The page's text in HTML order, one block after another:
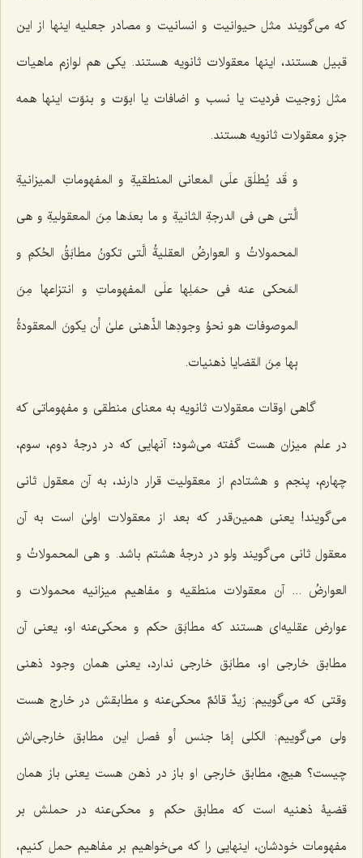
که می‌گویند مثل حیوانیت و انسانیت و مصادر جعلیه اینها از این
قبیل هستند، اینها معقولات ثانویه هستند. یکی هم لوازم ماهیات
مثل زوجیت فردیت یا نسب و اضافات یا ابوّت و بنوّت اینها همه
جزو معقولات ثانویه هستند.
و قَد یُطلَق علَى المعانی المنطقیةِ و المفهوماتِ المیزانیةِ
الَّتی هی فی الدرجةِ الثانیةِ و ما بعدَها مِنَ المعقولیةِ و هی
المحمولاتُ و العوارضُ العقلیةُ الَّتی تکونُ مطابَقُ الحُکمِ و
المَحکی عنه فی حمَلِها علَى المفهوماتِ و انتزاعها مِنَ
الموصوفات هو نحوُ وجودِها الذِّهنی علىٰ أن یکونَ المعقودةُ
بِها مِنَ القضایا ذهنیات.
گاهی اوقات معقولات ثانویه به معنای منطقی و مفهوماتی که
در علم میزان هست گفته می‌شود؛ آنهایی که در درجۀ دوم، سوم،
چهارم، پنجم و هشتادم از معقولیت قرار دارند، به آن معقول ثانی
می‌گویند! یعنی همین‌قدر که بعد از معقولات اولیٰ است به آن
معقول ثانی می‌گویند ولو در درجۀ هشتم باشد. و هی المحمولاتُ و
العوارضُ ... آن معقولات منطقیه و مفاهیم میزانیه محمولات و
عوارض عقلیه‌ای هستند که مطابَق حکم و محکی‌عنه او، یعنی آن
مطابق خارجی او، مطابَق خارجی ندارد، یعنی همان وجود ذهنی
وقتی که می‌گوییم: زیدٌ قائمٌ محکی‌عنه و مطابقش در خارج هست
ولی می‌گوییم: الکلی إمّا جنس أو فصل این مطابق خارجی‌اش
چیست؟ هیچ، مطابق خارجی او باز در ذهن هست یعنی باز همان
قضیۀ ذهنیه است که مطابق حکم و محکی‌عنه در حملش بر
مفهومات خودشان، اینهایی را که می‌خواهیم بر مفاهیم حمل کنیم،